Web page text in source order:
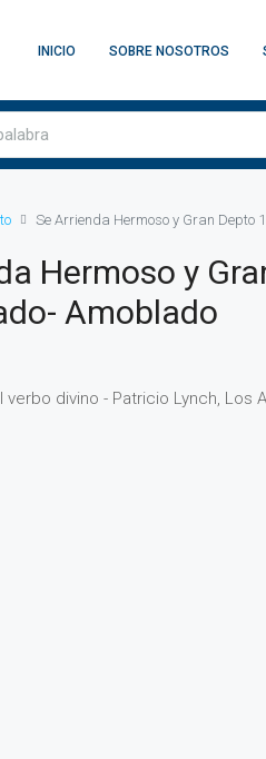
INICIO SOBRE NOSOTROS
Se Arrienda Hermoso y Gran Depto
Hermoso y
Amoblado
divino - Patricio Lynch, Los